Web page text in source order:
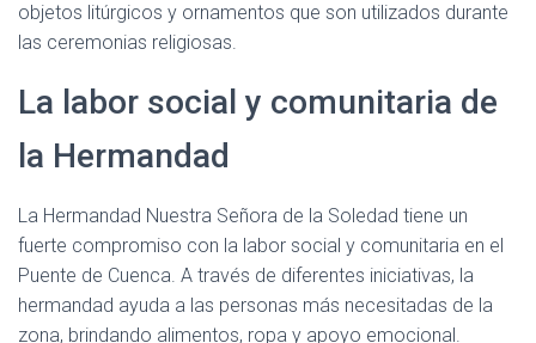
objetos litúrgicos y ornamentos que son utilizados durante
las ceremonias religiosas.
La labor social y comunitaria de
la Hermandad
La Hermandad Nuestra Señora de la Soledad tiene un
fuerte compromiso con la labor social y comunitaria en el
Puente de Cuenca. A través de diferentes iniciativas, la
hermandad ayuda a las personas más necesitadas de la
zona, brindando alimentos, ropa y apoyo emocional.